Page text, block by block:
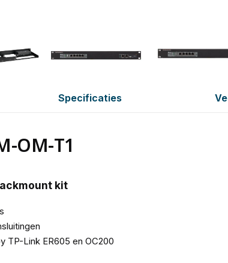
Specificaties
OM-T1
kit
TP-Link ER605 en OC200